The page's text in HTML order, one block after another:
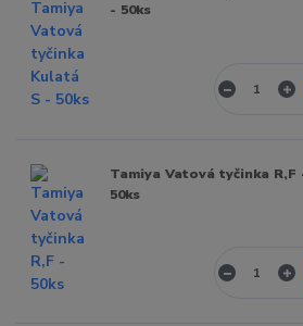
- 50ks
Tamiya Vatová tyčinka R,F
50ks